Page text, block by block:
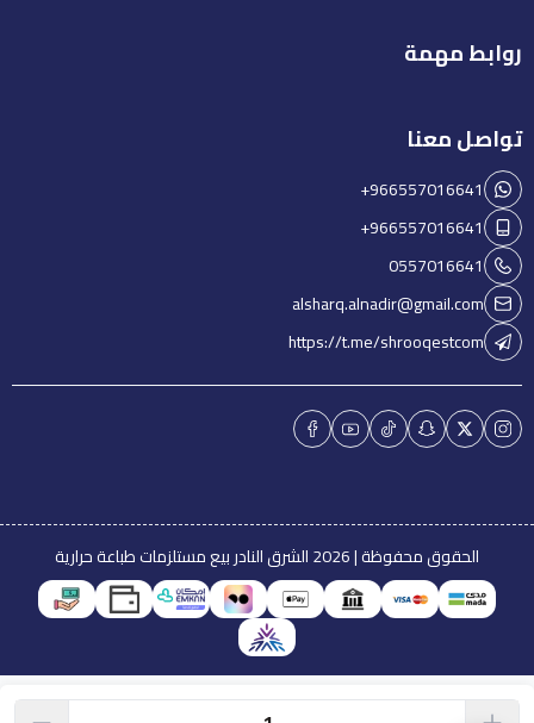
روابط مهمة
تواصل معنا
+966557016641
+966557016641
0557016641
alsharq.alnadir@gmail.com
https://t.me/shrooqestcom
الحقوق محفوظة | 2026 الشرق النادر بيع مستلزمات طباعة حرارية